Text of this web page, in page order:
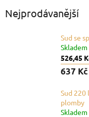
Nejprodávanější
Sud se
Skladem
526,45
637 Kč
Sud 220
plomby
Skladem